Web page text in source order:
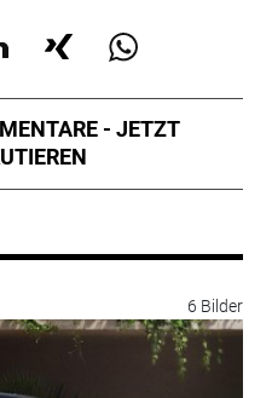
- JETZT
6 Bilder